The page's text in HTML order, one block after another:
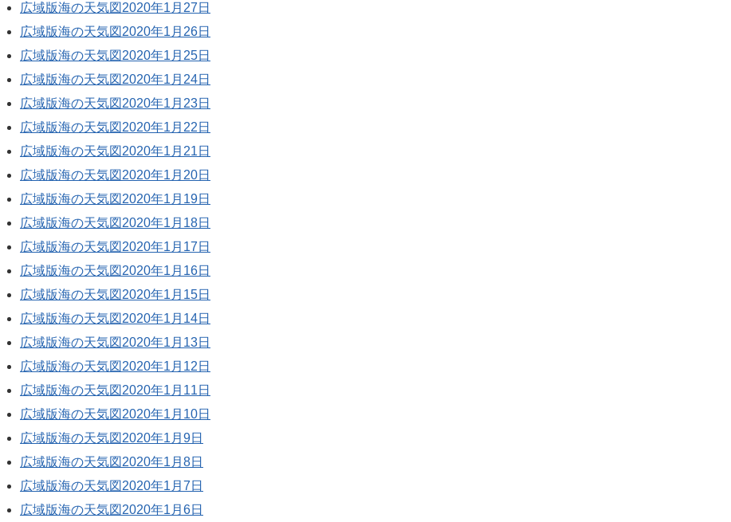
広域版海の天気図2020年1月27日
広域版海の天気図2020年1月26日
広域版海の天気図2020年1月25日
広域版海の天気図2020年1月24日
広域版海の天気図2020年1月23日
広域版海の天気図2020年1月22日
広域版海の天気図2020年1月21日
広域版海の天気図2020年1月20日
広域版海の天気図2020年1月19日
広域版海の天気図2020年1月18日
広域版海の天気図2020年1月17日
広域版海の天気図2020年1月16日
広域版海の天気図2020年1月15日
広域版海の天気図2020年1月14日
広域版海の天気図2020年1月13日
広域版海の天気図2020年1月12日
広域版海の天気図2020年1月11日
広域版海の天気図2020年1月10日
広域版海の天気図2020年1月9日
広域版海の天気図2020年1月8日
広域版海の天気図2020年1月7日
広域版海の天気図2020年1月6日